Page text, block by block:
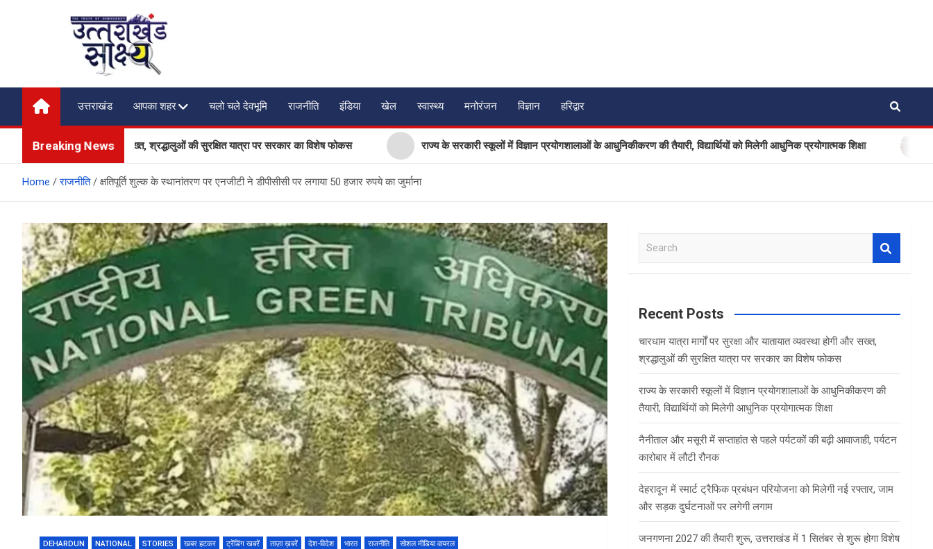
Uttarakhand Shakshya
My News Portal
उत्तराखंड
आपका शहर चलो चले देवभूमि राजनीति इंडिया खेल स्वास्थ्य मनोरंजन विज्ञान हरिद्वार
Breaking News
व्यवस्था होगी और सख्त, श्रद्धालुओं की सुरक्षित यात्रा पर सरकार का विशेष फोकस राज्य के सरकारी स्कूलों में विज्ञान प्रयोगशालाओं के आधुनिकीकरण की तैयारी, विद्यार्थियों को मिलेगी आधुनिक प्रयोगात्मक शिक्षा नैनीताल
Home राजनीति क्षतिपूर्ति शुल्क के स्थानांतरण पर एनजीटी ने डीपीसीसी पर लगाया 50 हजार रुपये का जुर्माना
DEHARDUN NATIONAL STORIES खबर हटकर ट्रेंडिंग खबरें ताज़ा ख़बरें देश-विदेश भारत राजनीति सोशल मीडिया वायरल
a
c
Recent Posts
चारधाम यात्रा मार्गों पर सुरक्षा और यातायात व्यवस्था होगी और सख्त,
श्रद्धालुओं की सुरक्षित यात्रा पर सरकार का विशेष फोकस
राज्य के सरकारी स्कूलों में विज्ञान प्रयोगशालाओं के आधुनिकीकरण की
तैयारी, विद्यार्थियों को मिलेगी आधुनिक प्रयोगात्मक शिक्षा
नैनीताल और मसूरी में सप्ताहांत से पहले पर्यटकों की बढ़ी आवाजाही, पर्यटन
कारोबार में लौटी रौनक
देहरादून में स्मार्ट ट्रैफिक प्रबंधन परियोजना को मिलेगी नई रफ्तार, जाम
और सड़क दुर्घटनाओं पर लगेगी लगाम
जनगणना 2027 की तैयारी शुरू, उत्तराखंड में 1 सितंबर से शुरू होगा विशेष